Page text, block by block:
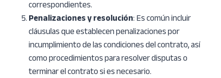
correspondientes.
Penalizaciones y resolución: Es común incluir
cláusulas que establecen penalizaciones por
incumplimiento de las condiciones del contrato, así
como procedimientos para resolver disputas o
terminar el contrato si es necesario.